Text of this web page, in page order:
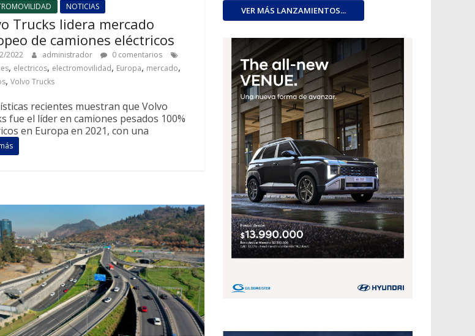
NOTICIAS
Trucks lidera mercado
de camiones eléctricos
2022 administrador
0 comentarios
, electricos, electromovilidad, Europa, mercado,
,Volvo Trucks
recientes muestran que Volvo
fue el líder en camiones pesados ​​100%
en Europa en 2021, con una
VER MÁS LANZAMIENTOS...